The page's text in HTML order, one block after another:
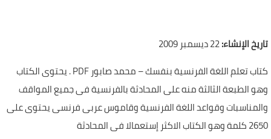
تاريخ الإنشاء:22 ديسمبر 2009
كتاب تعلم اللغة الفرنسية بنفسك – محمد صابور PDF . يحتوى الكتاب
وهو الطبعة الثالثة منه على المحادثة بالفرنسية فى جميع المواقف
والمناسبات وقواعد اللغة الفرنسية وقاموس عربى فرنسى يحتوى على
2650 كلمة وهو الكتاب الاكثر إستعمالا فى المحادثة